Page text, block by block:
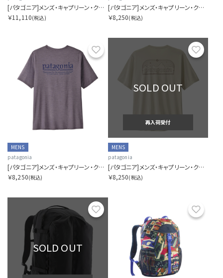
[パタゴニア]メンズ・キャプリーン・クール・デイリー・フーディ（ハット・トリッパー）
￥11,110(税込)
[パタゴニア]メンズ・キャプリーン・クール・デイリー・シャツ（フィッツロイ・フットヒルズ）
￥8,250(税込)
お気に入り
MENS
patagonia
[パタゴニア]メンズ・キャプリーン・クール・デイリー・シャツ（ハット・トリッパー）
￥8,250(税込)
SOLD OUT
再入荷受付
MENS
patagonia
[パタゴニア]メンズ・キャプリーン・クール・デイリー・シャツ（P-6 コスモス）
￥8,250(税込)
お気に入り
SOLD OUT